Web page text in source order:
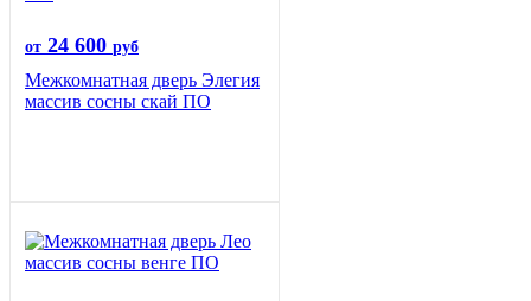
от 24 600 руб
Межкомнатная дверь Элегия
массив сосны скай ПО